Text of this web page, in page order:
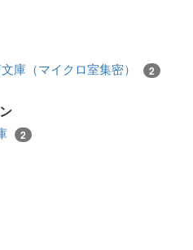
庫（マイクロ室集密） 2
2